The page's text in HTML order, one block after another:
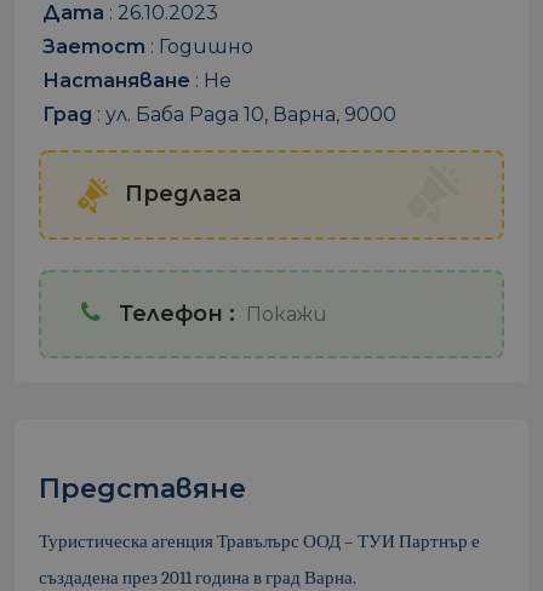
Дата : 26.10.2023
Заетост : Годишно
Настаняване : Не
Град : ул. Баба Рада 10, Варна, 9000
Предлага
Телефон : Покажи
Представяне
Туристическа агенция Травълърс ООД – ТУИ Партнър е
създадена през 2011 година в град Варна.